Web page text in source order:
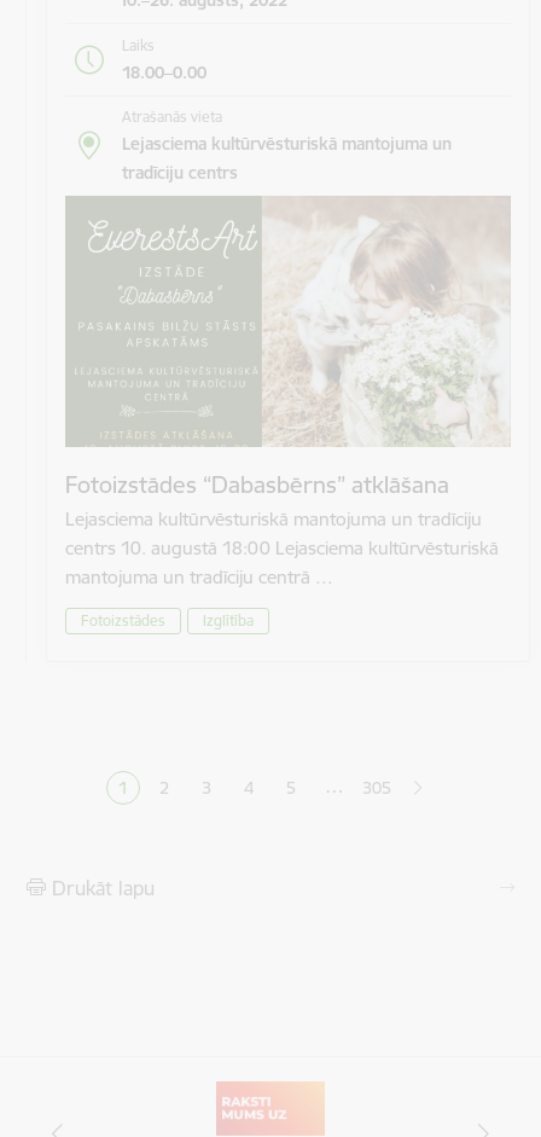
Laiks
18.00–0.00
Atrašanās vieta
Lejasciema kultūrvēsturiskā mantojuma un
tradīciju centrs
Fotoizstādes “Dabasbērns” atklāšana
Lejasciema kultūrvēsturiskā mantojuma un tradīciju
centrs 10. augustā 18:00 Lejasciema kultūrvēsturiskā
mantojuma un tradīciju centrā …
Fotoizstādes Izglītība
Pašreizējā lapa
1 Lapa
2 Lapa
3 Lapa
4 Lapa
5 … 305
Drukāt lapu